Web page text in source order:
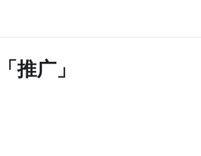
推广」